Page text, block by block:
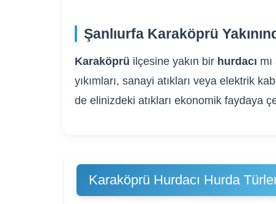
Şanlıurfa Karaköprü
Karaköprü ilçesine yakın bir hurdacı
yıkımları, sanayi atıkları veya elektrik
de elinizdeki atıkları ekonomik faydaya
Karaköprü Hurdacı Hurda